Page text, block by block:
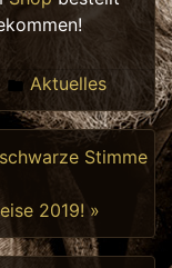
Posted in
Aktuelles
Stimme
2019! »